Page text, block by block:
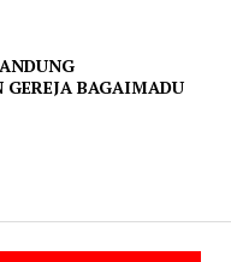
GEREJA BAGAIMADU